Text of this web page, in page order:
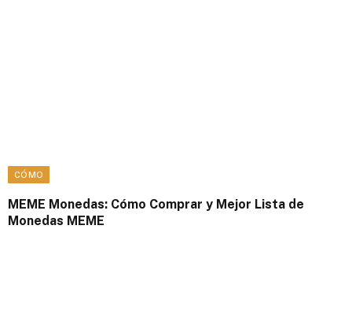
CÓMO
MEME Monedas: Cómo Comprar y Mejor Lista de
Monedas MEME